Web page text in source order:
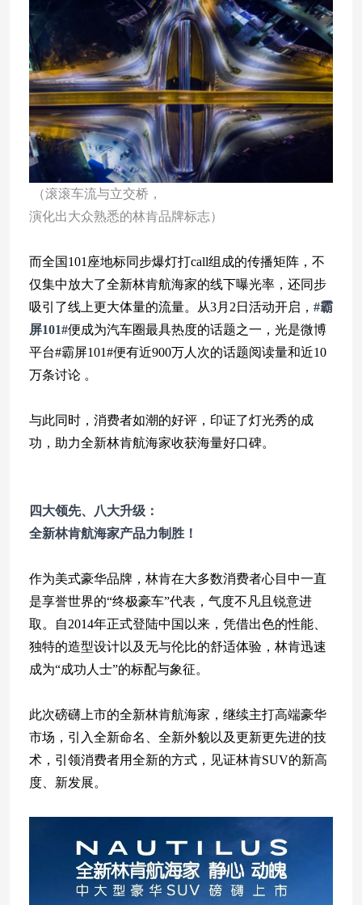
（滚滚车流与立交桥，
演化出大众熟悉的林肯品牌标志）
而全国101座地标同步爆灯打call组成的传播矩阵，不
仅集中放大了全新林肯航海家的线下曝光率，还同步
吸引了线上更大体量的流量。从3月2日活动开启， #霸
屏101#便成为汽车圈最具热度的话题之一，光是微博
平台#霸屏101#便有近900万人次的话题阅读量和近10
万条讨论 。
与此同时，消费者如潮的好评，印证了灯光秀的成
功，助力全新林肯航海家收获海量好口碑。
四大领先、八大升级：
全新林肯航海家产品力制胜！
作为美式豪华品牌，林肯在大多数消费者心目中一直
是享誉世界的“终极豪车”代表，气度不凡且锐意进
取。自2014年正式登陆中国以来，凭借出色的性能、
独特的造型设计以及无与伦比的舒适体验，林肯迅速
成为“成功人士”的标配与象征。
此次磅礴上市的全新林肯航海家，继续主打高端豪华
市场，引入全新命名、全新外貌以及更新更先进的技
术，引领消费者用全新的方式，见证林肯SUV的新高
度、新发展。